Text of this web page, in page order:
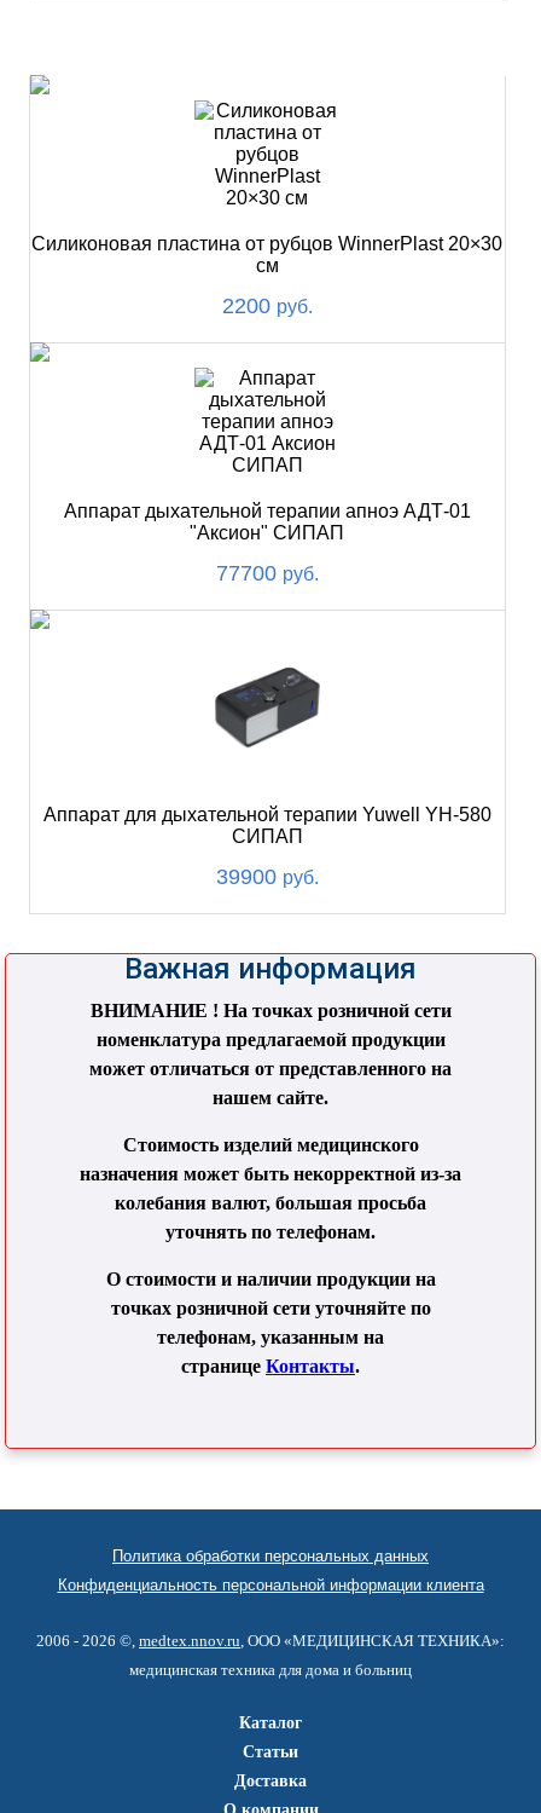
Силиконовая пластина от рубцов WinnerPlast 20×30
см
2200 руб.
Аппарат дыхательной терапии апноэ АДТ-01
"Аксион" СИПАП
77700 руб.
Аппарат для дыхательной терапии Yuwell YH-580
СИПАП
39900 руб.
Важная информация
ВНИМАНИЕ ! На точках розничной сети
номенклатура предлагаемой продукции
может отличаться от представленного на
нашем сайте.
Стоимость изделий медицинского
назначения может быть некорректной из-за
колебания валют, большая просьба
уточнять по телефонам.
О стоимости и наличии продукции на
точках розничной сети уточняйте по
телефонам, указанным на
странице Контакты.
Политика обработки персональных данных
Конфиденциальность персональной информации клиента
2006 - 2026 ©, medtex.nnov.ru , ООО «МЕДИЦИНСКАЯ ТЕХНИКА»:
медицинская техника для дома и больниц
Каталог
Статьи
Доставка